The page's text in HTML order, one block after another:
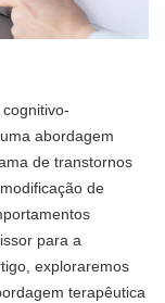
cognitivo-
abordagem
de transtornos
de
para a
exploraremos
terapêutica